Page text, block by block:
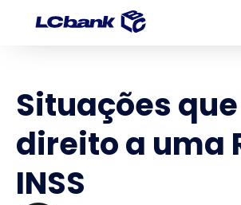
Situações
direito a uma
INSS